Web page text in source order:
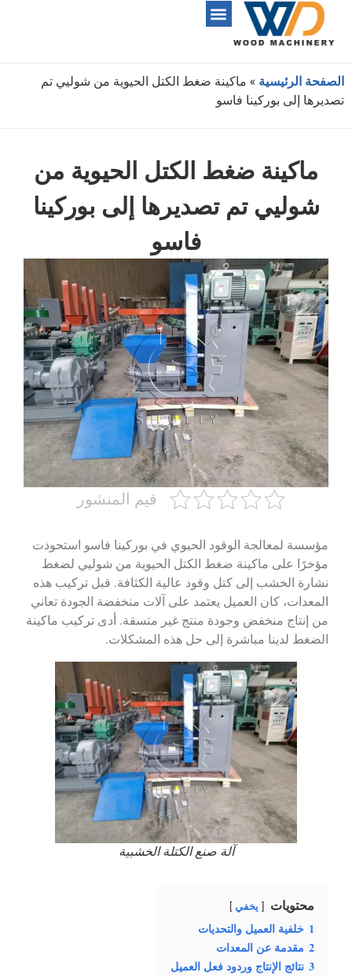
الصفحة الرئيسية » ماكينة ضغط الكتل الحيوية من شوليي تم
تصديرها إلى بوركينا فاسو
ماكينة ضغط الكتل الحيوية من
شوليي تم تصديرها إلى بوركينا
فاسو
قيم المنشور
مؤسسة لمعالجة الوقود الحيوي في بوركينا فاسو استحوذت
مؤخرًا على ماكينة ضغط الكتل الحيوية من شوليي لضغط
نشارة الخشب إلى كتل وقود عالية الكثافة. قبل تركيب هذه
المعدات، كان العميل يعتمد على آلات منخفضة الجودة تعاني
من إنتاج منخفض وجودة منتج غير متسقة. أدى تركيب ماكينة
الضغط لدينا مباشرة إلى حل هذه المشكلات.
آلة صنع الكتلة الخشبية
محتويات يخفي
1 خلفية العميل والتحديات
2 مقدمة عن المعدات
3 نتائج الإنتاج وردود فعل العميل